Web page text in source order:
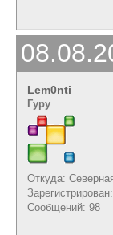
Lem0nti
Гуру
Откуда:
Сообщений: 98